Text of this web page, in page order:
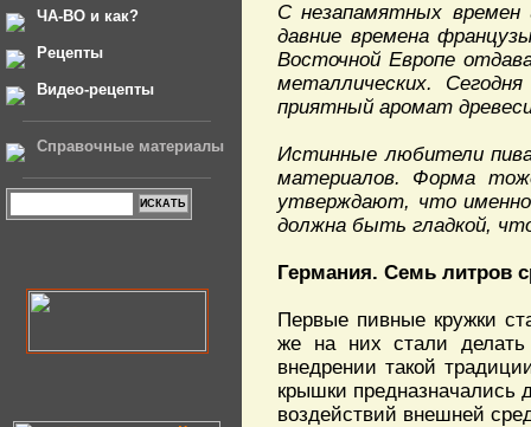
ЧА-ВО и как?
Рецепты
Видео-рецепты
Справочные материалы
С незапамятных времен
давние времена
Восточной Европе
металлических.
приятный аромат
Истинные любители
материалов. Форма
утверждают, что
должна быть гладкой,
Германия. Семь литров
Первые пивные кружки
же на них стали
внедрении такой
крышки предназначались
воздействий внешней